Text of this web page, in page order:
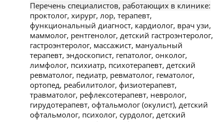
Перечень специалистов, работающих в клинике:
проктолог, хирург, лор, терапевт,
функциональный диагност, кардиолог, врач узи,
маммолог, рентгенолог, детский гастроэнтеролог,
гастроэнтеролог, массажист, мануальный
терапевт, эндоскопист, гепатолог, онколог,
лимфолог, психиатр, психотерапевт, детский
ревматолог, педиатр, ревматолог, гематолог,
ортопед, реабилитолог, физиотерапевт,
травматолог, рефлексотерапевт, невролог,
гирудотерапевт, офтальмолог (окулист), детский
офтальмолог, психолог, сурдолог, детский